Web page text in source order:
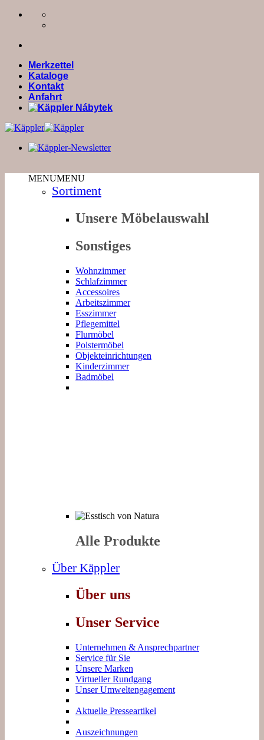
Zum
Merkzettel
Kataloge
Kontakt
Anfahrt
MENUMENU
Sortiment
Unsere Möbelauswahl
Sonstiges
Wohnzimmer
Schlafzimmer
Accessoires
Arbeitszimmer
Esszimmer
Pflegemittel
Flurmöbel
Polstermöbel
Objekteinrichtungen
Kinderzimmer
Badmöbel
Alle Produkte
Über Käppler
Über uns
Unser Service
Unternehmen & Ansprechpartner
Service für Sie
Unsere Marken
Virtueller Rundgang
Unser Umweltengagement
Aktuelle Presseartikel
Auszeichnungen